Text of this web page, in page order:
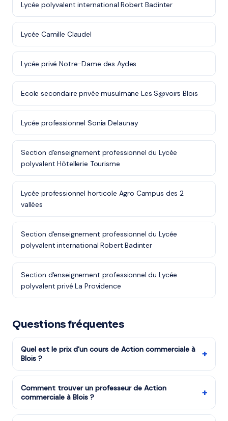
Lycée polyvalent international Robert Badinter
Lycée Camille Claudel
Lycée privé Notre-Dame des Aydes
Ecole secondaire privée musulmane Les S@voirs Blois
Lycée professionnel Sonia Delaunay
Section d'enseignement professionnel du Lycée
polyvalent Hôtellerie Tourisme
Lycée professionnel horticole Agro Campus des 2
vallées
Section d'enseignement professionnel du Lycée
polyvalent international Robert Badinter
Section d'enseignement professionnel du Lycée
polyvalent privé La Providence
Questions fréquentes
Quel est le prix d'un cours de Action commerciale à
Blois ?
+
Les tarifs dépendent de la matière, du niveau et de la
formule choisie. Notre organisme partenaire est agréé
services à la personne : vous bénéficiez du crédit
d'impôt de 50%. Remplissez le formulaire pour recevoir
Comment trouver un professeur de Action
commerciale à Blois ?
+
Remplissez notre formulaire en 2 minutes. Notre équipe